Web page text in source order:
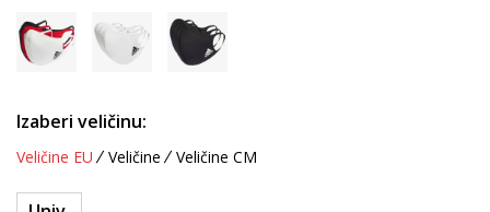
Izaberi veličinu:
Veličine EU Veličine Veličine CM